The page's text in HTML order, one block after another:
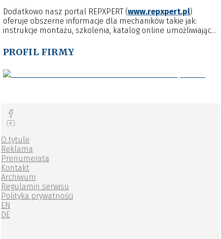
silnika i przeniesienia napędu oraz elementy zawieszenia.
Wszystkie części są optymalnie dopasowane oraz
umożliwiają szybką i profesjonalną naprawę.
Dodatkowo nasz portal REPXPERT (www.repxpert.pl)
oferuje obszerne informacje dla mechaników takie jak:
instrukcje montażu, szkolenia, katalog online umożliwiający
specjalnych. Aktualny harmonogram szkoleń i zapisy
dostępne są na stronie:
https://szkolenia.repxpert.pl/s01/kursy/grupy/
PROFIL FIRMY
O tytule
Reklama
Prenumerata
Kontakt
Archiwum
Regulamin serwisu
Polityka prywatności
EN
DE